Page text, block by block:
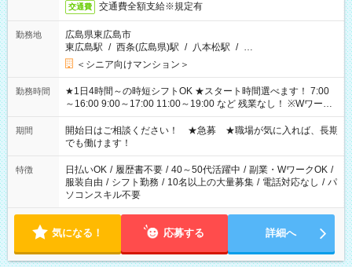
交通費 交通費全額支給※規定有
勤務地
広島県東広島市
東広島駅 / 西条(広島県)駅 / 八本松駅 / …
＜シニア向けマンション＞
勤務時間
★1日4時間～の時短シフトOK ★スタート時間選べます！ 7:00
～16:00 9:00～17:00 11:00～19:00 など 残業なし！ ※Wワーク
の場合、他のお仕事と合わせ週40時間超の就業はご案内できま
せん ※法令に基づき、週20時間以上勤務は社会保険への加入対
象となります ※労働者派遣法（日雇い派遣の原則禁止）によ
り、短時間・短期間の就業はご案内が難しい場合があります
期間
開始日はご相談ください！ ★急募 ★職場が気に入れば、長期
でも働けます！
特徴 日払いOK / 履歴書不要 / 40～50代活躍中 / 副業・WワークOK /
服装自由 / シフト勤務 / 10名以上の大量募集 / 電話対応なし / パ
ソコンスキル不要
気になる！ 応募する 詳細へ